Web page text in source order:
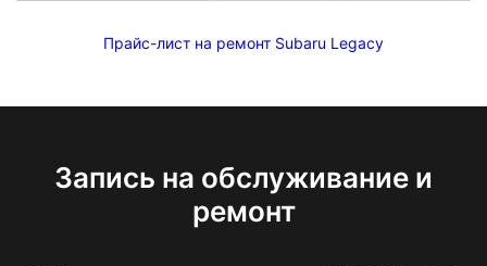
Прайс-лист на ремонт Subaru Legacy
Запись на обслуживание и
ремонт